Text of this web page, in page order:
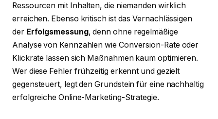
Ressourcen mit Inhalten, die niemanden wirklich
erreichen. Ebenso kritisch ist das Vernachlässigen
der Erfolgsmessung, denn ohne regelmäßige
Analyse von Kennzahlen wie Conversion-Rate oder
Klickrate lassen sich Maßnahmen kaum optimieren.
Wer diese Fehler frühzeitig erkennt und gezielt
gegensteuert, legt den Grundstein für eine nachhaltig
erfolgreiche Online-Marketing-Strategie.